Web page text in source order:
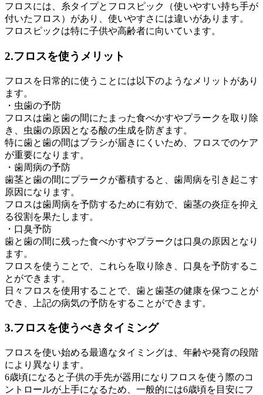
フロスには、糸タイプとフロスピック（使いやすい持ち手が
付いたフロス）があり、使いやすさには違いがあります。
フロスピックは特に子供や高齢者に向いています。
2.フロスを使うメリット
フロスを日常的に使うことには以下のようなメリットがあり
ます。
・虫歯の予防
フロスは歯と歯の間にたまった食べかすやプラークを取り除
き、虫歯の原因となる酸の生成を防ぎます。
特に歯と歯の間はブラシが届きにくいため、フロスでのケア
が重要になります。
・歯周病の予防
歯茎と歯の間にプラークが蓄積すると、歯周病を引き起こす
原因になります。
フロスは歯周病を予防するために有効で、歯茎の炎症を抑え
る役割を果たします。
・口臭予防
歯と歯の間に残った食べかすやプラークは口臭の原因となり
ます。
フロスを使うことで、これらを取り除き、口臭を予防するこ
とができます。
日々フロスを使用することで、歯と歯茎の健康を保つことが
でき、上記の病気の予防をすることができます。
3.フロスを使うべきタイミング
フロスを使い始める最適なタイミングは、年齢や発育の段階
により異なります。
6歳頃になると子供の手先が器用になりフロスを使う際のコ
ントロールが上手になるため、一般的には6歳頃を目安にフ